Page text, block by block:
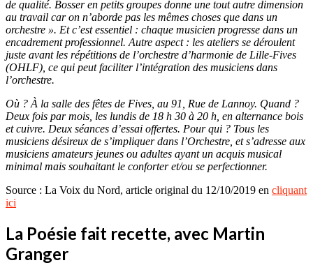
de qualité. Bosser en petits groupes donne une tout autre dimension
au travail car on n’aborde pas les mêmes choses que dans un
orchestre ». Et c’est essentiel : chaque musicien progresse dans un
encadrement professionnel. Autre aspect : les ateliers se déroulent
juste avant les répétitions de l’orchestre d’harmonie de Lille-Fives
(OHLF), ce qui peut faciliter l’intégration des musiciens dans
l’orchestre.
Où ? À la salle des fêtes de Fives, au 91, Rue de Lannoy. Quand ?
Deux fois par mois, les lundis de 18 h 30 à 20 h, en alternance bois
et cuivre. Deux séances d’essai offertes. Pour qui ? Tous les
musiciens désireux de s’impliquer dans l’Orchestre, et s’adresse aux
musiciens amateurs jeunes ou adultes ayant un acquis musical
minimal mais souhaitant le conforter et/ou se perfectionner.
Source : La Voix du Nord, article original du 12/10/2019 en cliquant
ici
La Poésie fait recette, avec Martin
Granger